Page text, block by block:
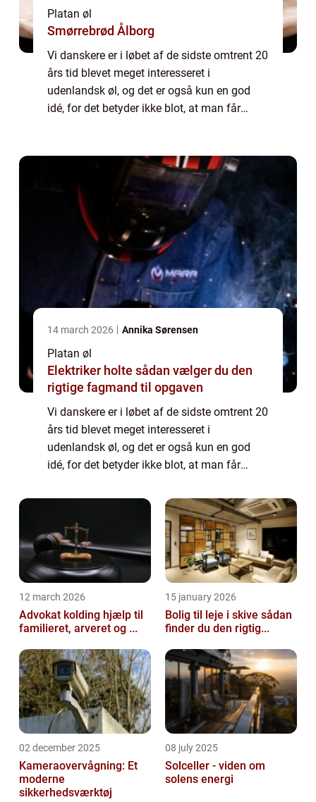
Platan øl
Smørrebrød Ålborg
Vi danskere er i løbet af de sidste omtrent 20
års tid blevet meget interesseret i
udenlandsk øl, og det er også kun en god
idé, for det betyder ikke blot, at man får
14 march 2026 Annika Sørensen
Platan øl
Elektriker holte sådan vælger du den
rigtige fagmand til opgaven
Vi danskere er i løbet af de sidste omtrent 20
års tid blevet meget interesseret i
udenlandsk øl, og det er også kun en god
idé, for det betyder ikke blot, at man får
12 march 2026
Advokat kolding hjælp til
familieret, arveret og ...
15 january 2026
Bolig til leje i skive sådan
finder du den rigtig...
02 december 2025
Kameraovervågning: Et
moderne
sikkerhedsværktøj
08 july 2025
Solceller - viden om
solens energi